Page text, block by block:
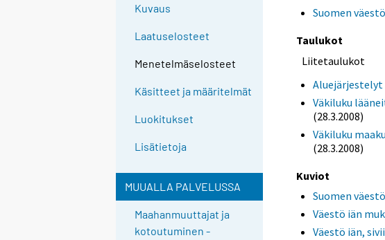
Kuvaus
Laatuselosteet
Menetelmäselosteet
Käsitteet ja määritelmät
Luokitukset
Lisätietoja
MUUALLA PALVELUSSA
Maahanmuuttajat ja
kotoutuminen -
Suomen
Taulukot
Liitetaulukot
Aluejärjestelyt
Väkiluku
(28.3.2008)
Väkiluku
(28.3.2008)
Kuviot
Suomen
Väestö iän
Väestö iän,